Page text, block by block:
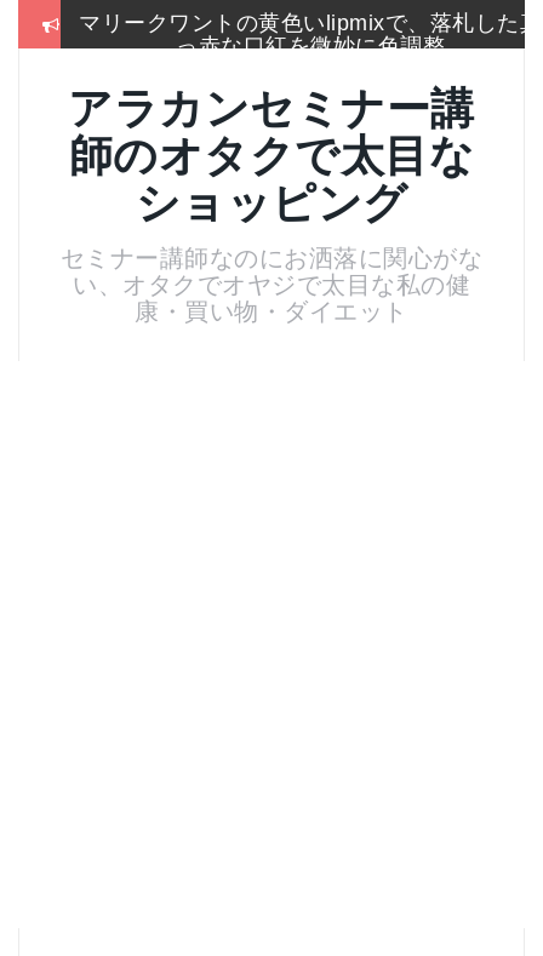
っ赤な口紅を微妙に色調整
手放せないのに通販無い
2017通販各社のおせち売れ筋ランキングをま
とめて一挙大公開
お手入れは押しちゃダメ,血管を広げてデトッ
名刺より大きいサイズのトレカケースでアイ
スブレークカード整理
アラカンセミナー講
師のオタクで太目な
ショッピング
セミナー講師なのにお洒落に関心がな
い、オタクでオヤジで太目な私の健
康・買い物・ダイエット